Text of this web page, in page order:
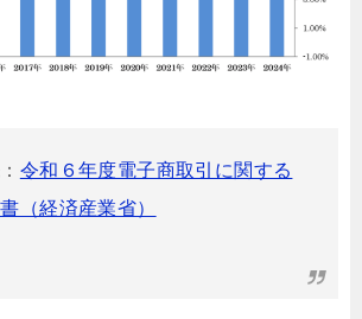
令和６年度電子商取引に関する
（経済産業省）